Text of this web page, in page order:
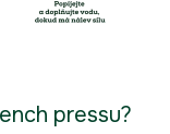
pressu?